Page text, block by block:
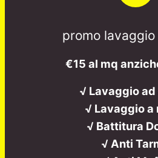
promo
€15 al mq
√ Lavaggio
√ Lavaggio a
√ Battitura
√ Anti